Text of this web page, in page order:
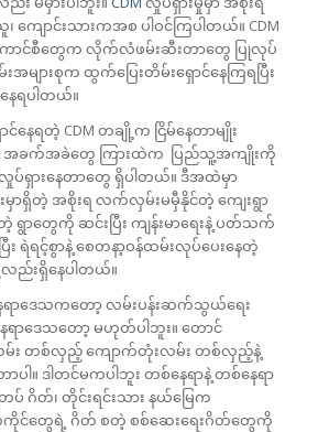
သူ၊ ကျောင်းသားကအစ ပါဝင်ကြပါတယ်။ CDM
င်စီတွေက လိုက်လံဖမ်းဆီးတာတွေ ပြုလုပ်
အများစုက ထွက်ပြေးတိမ်းရှောင်နေကြရပြီး
ရပါတယ်။
နေရတဲ့ CDM တချို့က ငြိမ်နေတာမျိုး
အခက်အခဲတွေ ကြားထဲက ပြည်သူ့အကျိုးကို
ရှားနေတာတွေ ရှိပါတယ်။ ဒီအထဲမှာ
မှာရှိတဲ့ အစိုးရ လက်လှမ်းမမှီနိုင်တဲ့ ‌ကျေးရွာ
ရွာတွေကို ဆင်းပြီး ကျန်းမာရေးနဲ့ ပတ်သက်
ရဲရင့်စွာနဲ့ စေတနာ့ဝန်ထမ်းလုပ်ပေးနေတဲ့
လည်းရှိနေပါတယ်။
ာဒေသကတော့ လမ်းပန်းဆက်သွယ်ရေး
ရာဒေသတော့ မဟုတ်ပါဘူး။ တောင်
မ်း တစ်လှည့် ကျောက်တုံးလမ်း တစ်လှည့်နဲ့
ပါ။ ဒါတင်မကပါဘူး တစ်နေရာနဲ့ တစ်နေရာ
ပ် ဂိတ်၊ တိုင်းရင်းသား နယ်မြေက
ကိုင်တွေရဲ့ ဂိတ် စတဲ့ စစ်ဆေးရေးဂိတ်တွေကို